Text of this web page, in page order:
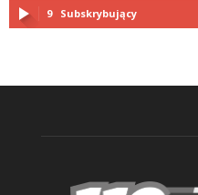
9 Subskrybujący